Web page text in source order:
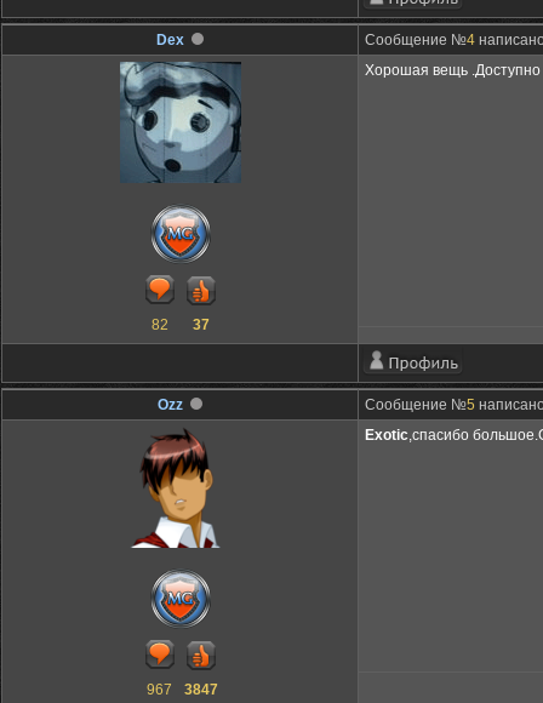
Dex Сообщение №4
82 37
Хорошая вещь
Ozz Сообщение №5
967 3847
Exotic,спасибо